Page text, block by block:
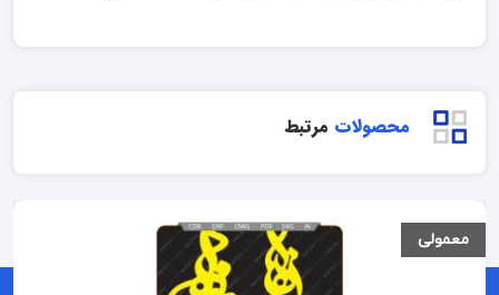
محصولات مرتبط
معمولی